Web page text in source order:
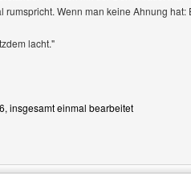
Wenn man keine Ahnung hat:
lacht."
insgesamt einmal bearbeitet